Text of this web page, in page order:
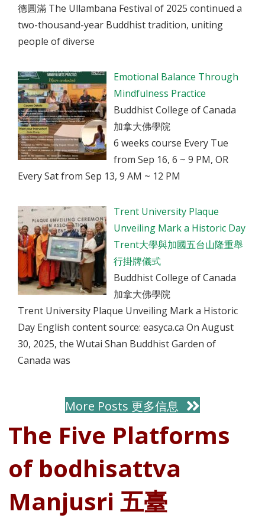
德圓滿 The Ullambana Festival of 2025 continued a
two-thousand-year Buddhist tradition, uniting
people of diverse
Emotional Balance Through
Mindfulness Practice
Buddhist College of Canada
加拿大佛學院
6 weeks course Every Tue
from Sep 16, 6 ~ 9 PM, OR
Every Sat from Sep 13, 9 AM ~ 12 PM
Trent University Plaque
Unveiling Mark a Historic Day
Trent大學與加國五台山隆重舉
行掛牌儀式
Buddhist College of Canada
加拿大佛學院
Trent University Plaque Unveiling Mark a Historic
Day English content source: easyca.ca On August
30, 2025, the Wutai Shan Buddhist Garden of
Canada was
More Posts 更多信息
The Five Platforms
of bodhisattva
Manjusri 五臺